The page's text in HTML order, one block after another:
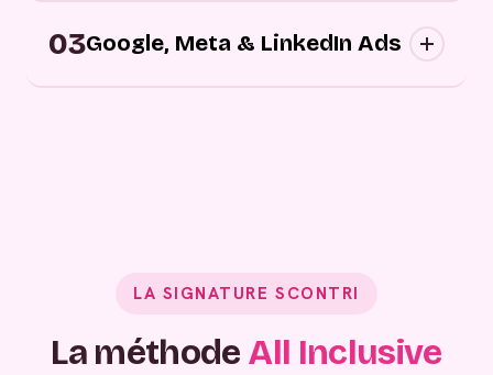
approchons vos prospects au bon moment,
personnalisés.
03Google, Meta & LinkedIn Ads
LA SIGNATURE SCONTRI
La méthode All Inclusive